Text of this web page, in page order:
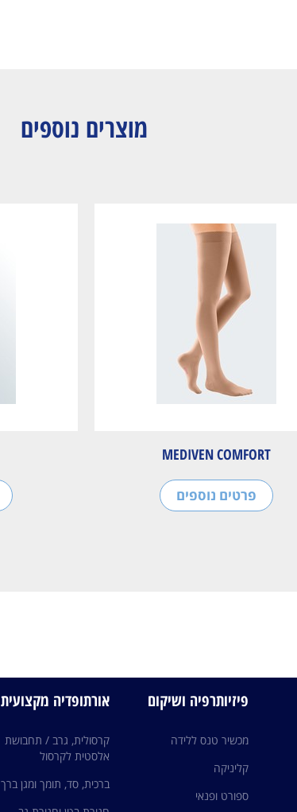
מוצרים נוספים
MEDIVEN COMFORT
פרטים נוספים
פיזיותרפיה ושיקום
מכשיר טנס ללידה
קליניקה
ספורט ופנאי
אורתופדיה מקצועית
קרסולית, גרב / תחבושת
אלסטית לקרסול
ברכית, סד, תומך ומגן ברך